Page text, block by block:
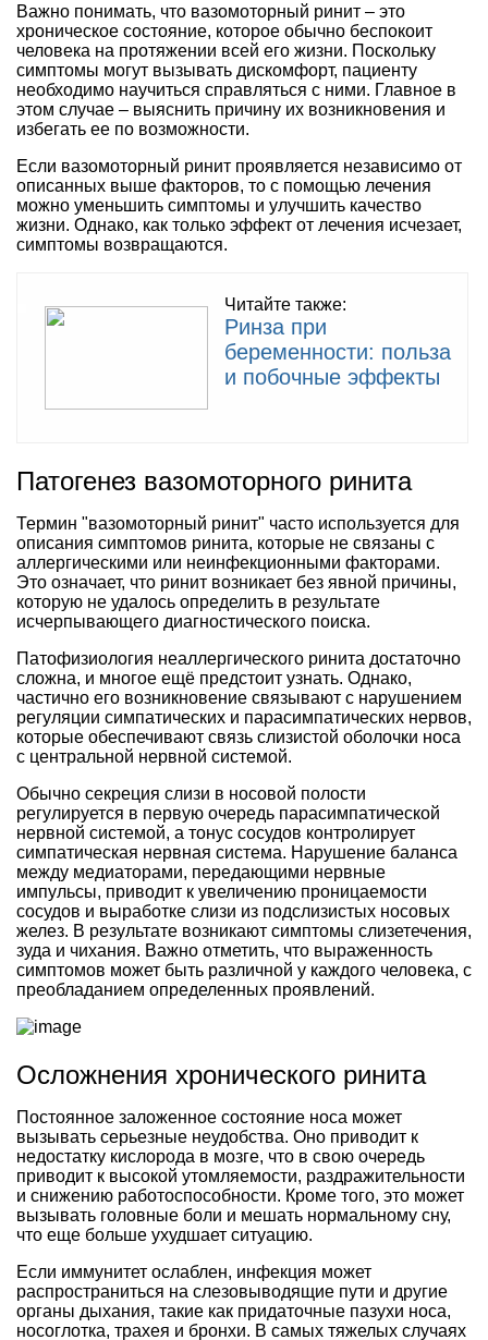
Важно понимать, что вазомоторный ринит – это
хроническое состояние, которое обычно беспокоит
человека на протяжении всей его жизни. Поскольку
симптомы могут вызывать дискомфорт, пациенту
необходимо научиться справляться с ними. Главное в
этом случае – выяснить причину их возникновения и
избегать ее по возможности.
Если вазомоторный ринит проявляется независимо от
описанных выше факторов, то с помощью лечения
можно уменьшить симптомы и улучшить качество
жизни. Однако, как только эффект от лечения исчезает,
симптомы возвращаются.
Читайте также:
Ринза при
беременности: польза
и побочные эффекты
Патогенез вазомоторного ринита
Термин "вазомоторный ринит" часто используется для
описания симптомов ринита, которые не связаны с
аллергическими или неинфекционными факторами.
Это означает, что ринит возникает без явной причины,
которую не удалось определить в результате
исчерпывающего диагностического поиска.
Патофизиология неаллергического ринита достаточно
сложна, и многое ещё предстоит узнать. Однако,
частично его возникновение связывают с нарушением
регуляции симпатических и парасимпатических нервов,
которые обеспечивают связь слизистой оболочки носа
с центральной нервной системой.
Обычно секреция слизи в носовой полости
регулируется в первую очередь парасимпатической
нервной системой, а тонус сосудов контролирует
симпатическая нервная система. Нарушение баланса
между медиаторами, передающими нервные
импульсы, приводит к увеличению проницаемости
сосудов и выработке слизи из подслизистых носовых
желез. В результате возникают симптомы слизетечения,
зуда и чихания. Важно отметить, что выраженность
симптомов может быть различной у каждого человека, с
преобладанием определенных проявлений.
Осложнения хронического ринита
Постоянное заложенное состояние носа может
вызывать серьезные неудобства. Оно приводит к
недостатку кислорода в мозге, что в свою очередь
приводит к высокой утомляемости, раздражительности
и снижению работоспособности. Кроме того, это может
вызывать головные боли и мешать нормальному сну,
что еще больше ухудшает ситуацию.
Если иммунитет ослаблен, инфекция может
распространиться на слезовыводящие пути и другие
органы дыхания, такие как придаточные пазухи носа,
носоглотка, трахея и бронхи. В самых тяжелых случаях